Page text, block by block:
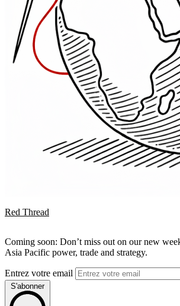
Red Thread
Coming soon: Don’t miss out on our new
Asia Pacific power, trade and strategy.
Entrez votre email
S'abonner